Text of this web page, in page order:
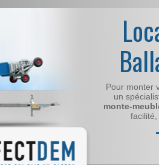
Pour monter
un
monte-